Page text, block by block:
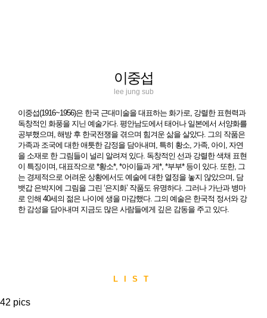
이중섭
lee jung sub
이중섭(1916~1956)은 한국 근대미술을 대표하는 화가로, 강렬한 표현력과
독창적인 화풍을 지닌 예술가다. 평안남도에서 태어나 일본에서 서양화를
공부했으며, 해방 후 한국전쟁을 겪으며 힘겨운 삶을 살았다. 그의 작품은
가족과 조국에 대한 애틋한 감정을 담아내며, 특히 황소, 가족, 아이, 자연
을 소재로 한 그림들이 널리 알려져 있다. 독창적인 선과 강렬한 색채 표현
이 특징이며, 대표작으로 *황소*, *아이들과 게*, *부부* 등이 있다. 또한, 그
는 경제적으로 어려운 상황에서도 예술에 대한 열정을 놓지 않았으며, 담
뱃갑 은박지에 그림을 그린 ‘은지화’ 작품도 유명하다. 그러나 가난과 병마
로 인해 40세의 젊은 나이에 생을 마감했다. 그의 예술은 한국적 정서와 강
한 감성을 담아내며 지금도 많은 사람들에게 깊은 감동을 주고 있다.
LIST
42 pics